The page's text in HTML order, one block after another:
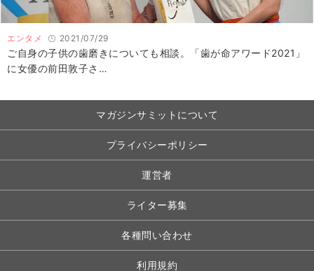
エンタメ 2021/07/29
ご自身の子供の歯磨きについても相談。「歯が命アワード2021」
に女優の前田敦子さ…
マガジンサミットについて
プライバシーポリシー
運営者
ライター募集
各種問い合わせ
利用規約